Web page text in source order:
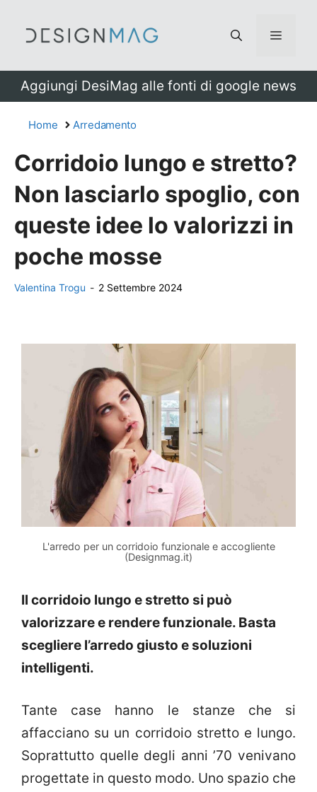
Menu
Aggiungi DesiMag alle fonti di google news
Home Arredamento
Corridoio lungo e stretto?
Non lasciarlo spoglio, con
queste idee lo valorizzi in
poche mosse
Valentina Trogu - 2 Settembre 2024
L'arredo per un corridoio funzionale e accogliente
(Designmag.it)
Il corridoio lungo e stretto si può
valorizzare e rendere funzionale. Basta
scegliere l’arredo giusto e soluzioni
intelligenti.
Tante case hanno le stanze che si
affacciano su un corridoio stretto e lungo.
Soprattutto quelle degli anni ’70 venivano
progettate in questo modo. Uno spazio che